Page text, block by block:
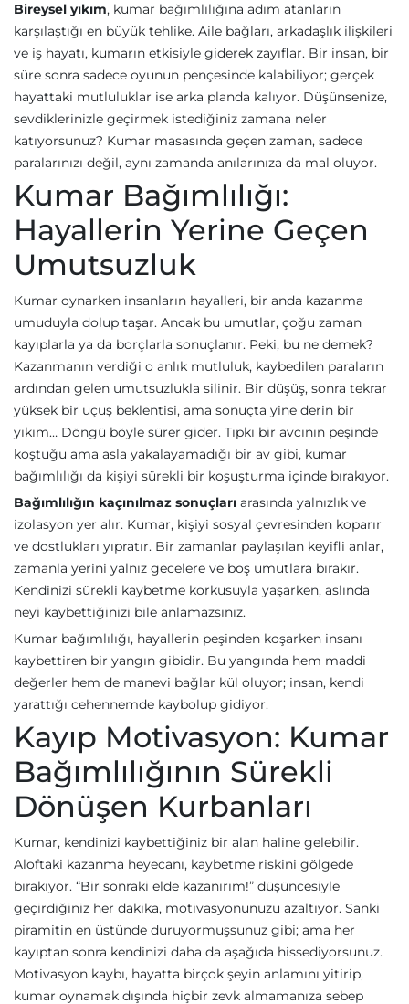
Bireysel yıkım, kumar bağımlılığına adım atanların
karşılaştığı en büyük tehlike. Aile bağları, arkadaşlık ilişkileri
ve iş hayatı, kumarın etkisiyle giderek zayıflar. Bir insan, bir
süre sonra sadece oyunun pençesinde kalabiliyor; gerçek
hayattaki mutluluklar ise arka planda kalıyor. Düşünsenize,
sevdiklerinizle geçirmek istediğiniz zamana neler
katıyorsunuz? Kumar masasında geçen zaman, sadece
paralarınızı değil, aynı zamanda anılarınıza da mal oluyor.
Kumar Bağımlılığı:
Hayallerin Yerine Geçen
Umutsuzluk
Kumar oynarken insanların hayalleri, bir anda kazanma
umuduyla dolup taşar. Ancak bu umutlar, çoğu zaman
kayıplarla ya da borçlarla sonuçlanır. Peki, bu ne demek?
Kazanmanın verdiği o anlık mutluluk, kaybedilen paraların
ardından gelen umutsuzlukla silinir. Bir düşüş, sonra tekrar
yüksek bir uçuş beklentisi, ama sonuçta yine derin bir
yıkım… Döngü böyle sürer gider. Tıpkı bir avcının peşinde
koştuğu ama asla yakalayamadığı bir av gibi, kumar
bağımlılığı da kişiyi sürekli bir koşuşturma içinde bırakıyor.
Bağımlılığın kaçınılmaz sonuçları arasında yalnızlık ve
izolasyon yer alır. Kumar, kişiyi sosyal çevresinden koparır
ve dostlukları yıpratır. Bir zamanlar paylaşılan keyifli anlar,
zamanla yerini yalnız gecelere ve boş umutlara bırakır.
Kendinizi sürekli kaybetme korkusuyla yaşarken, aslında
neyi kaybettiğinizi bile anlamazsınız.
Kumar bağımlılığı, hayallerin peşinden koşarken insanı
kaybettiren bir yangın gibidir. Bu yangında hem maddi
değerler hem de manevi bağlar kül oluyor; insan, kendi
yarattığı cehennemde kaybolup gidiyor.
Kayıp Motivasyon: Kumar
Bağımlılığının Sürekli
Dönüşen Kurbanları
Kumar, kendinizi kaybettiğiniz bir alan haline gelebilir.
Aloftaki kazanma heyecanı, kaybetme riskini gölgede
bırakıyor. “Bir sonraki elde kazanırım!” düşüncesiyle
geçirdiğiniz her dakika, motivasyonunuzu azaltıyor. Sanki
piramitin en üstünde duruyormuşsunuz gibi; ama her
kayıptan sonra kendinizi daha da aşağıda hissediyorsunuz.
Motivasyon kaybı, hayatta birçok şeyin anlamını yitirip,
kumar oynamak dışında hiçbir zevk almamanıza sebep